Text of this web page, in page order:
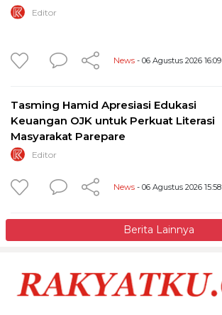
Editor
News - 06 Agustus 2026 16:09
Tasming Hamid Apresiasi Edukasi
Keuangan OJK untuk Perkuat Literasi
Masyarakat Parepare
Editor
News - 06 Agustus 2026 15:58
Berita Lainnya